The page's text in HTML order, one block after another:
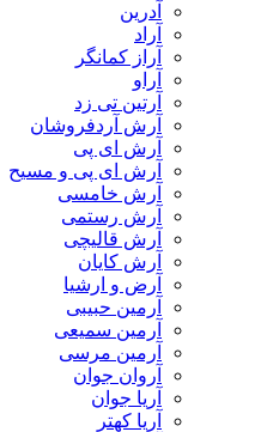
آراز کمانگر
آرتین تی زد
آرش آردفروشان
آرش ای پی
آرش ای پی و مسیح
آرش خامسی
آرش رستمی
آرش قالیچی
آرش کایان
​آرض و ارشیا
آرمین حبیبی
آرمین سمیعی
آرمین مرسی
آروان جوان
آریا جوان
آریا کهتر